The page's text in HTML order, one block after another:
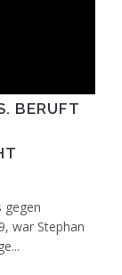
BERUFT
gegen
war Stephan